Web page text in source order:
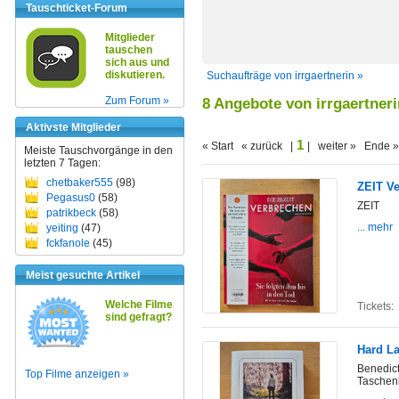
Tauschticket-Forum
Mitglieder
tauschen
sich aus und
diskutieren.
Zum Forum »
Aktivste Mitglieder
Meiste Tauschvorgänge in den
letzten 7 Tagen:
chetbaker555 (98)
Pegasus0 (58)
patrikbeck (58)
yeiting (47)
fckfanole (45)
Meist gesuchte Artikel
Welche Filme
sind gefragt?
Top Filme anzeigen »
Suchaufträge von irrgaertnerin »
8 Angebote von
« Start « zurück | 1 | weiter » Ende »
ZEIT
ZEIT
... mehr
Tickets:
Hard